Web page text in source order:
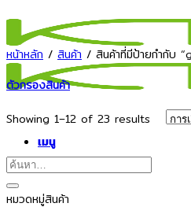
ยัง
เนื้อหา
เมนู
หน้าหลัก / สินค้า / สินค้าที่มีป้ายกำกับ
ตัวกรองสินค้า
Showing 1–12 of 23 results
ค้นหา:
หมวดหมู่สินค้า